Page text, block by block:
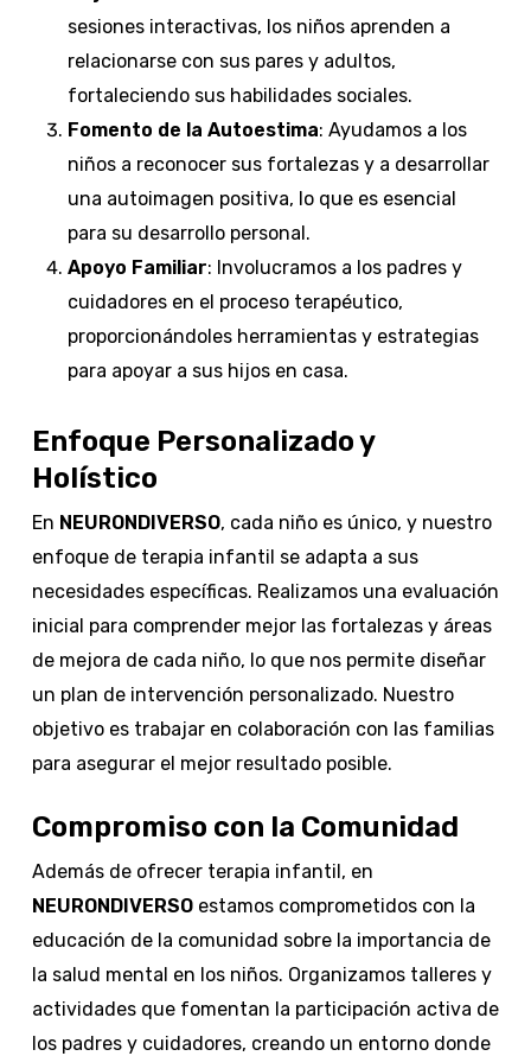
sesiones interactivas, los niños aprenden a
relacionarse con sus pares y adultos,
fortaleciendo sus habilidades sociales.
Fomento de la Autoestima: Ayudamos a los
niños a reconocer sus fortalezas y a desarrollar
una autoimagen positiva, lo que es esencial
para su desarrollo personal.
Apoyo Familiar: Involucramos a los padres y
cuidadores en el proceso terapéutico,
proporcionándoles herramientas y estrategias
para apoyar a sus hijos en casa.
Enfoque Personalizado y
Holístico
En NEURONDIVERSO, cada niño es único, y nuestro
enfoque de terapia infantil se adapta a sus
necesidades específicas. Realizamos una evaluación
inicial para comprender mejor las fortalezas y áreas
de mejora de cada niño, lo que nos permite diseñar
un plan de intervención personalizado. Nuestro
objetivo es trabajar en colaboración con las familias
para asegurar el mejor resultado posible.
Compromiso con la Comunidad
Además de ofrecer terapia infantil, en
NEURONDIVERSOestamos comprometidos con la
educación de la comunidad sobre la importancia de
la salud mental en los niños. Organizamos talleres y
actividades que fomentan la participación activa de
los padres y cuidadores, creando un entorno donde